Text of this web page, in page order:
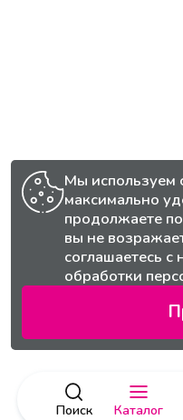
Поиск Каталог
Мы используем
максимально
продолжаете
вы не
соглашаетесь с
обработки